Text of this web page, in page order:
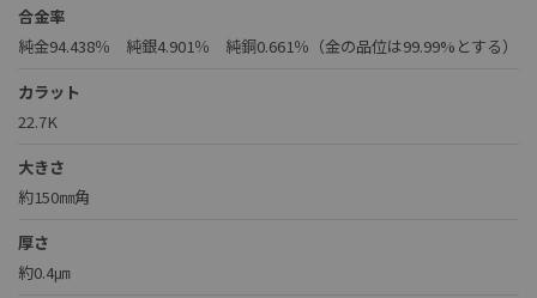
合金率
純金94.438％ 純銀4.901％ 純銅0.661％（金の品位は99.99%とする）
カラット
22.7K
大きさ
約150㎜角
厚さ
約0.4㎛